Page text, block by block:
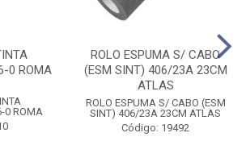
0 ROMA
0 ROMA
ROLO ESPUMA S/ CABO
(ESM SINT) 406/23A 23CM
ATLAS
ROLO ESPUMA S/ CABO (ESM
SINT) 406/23A 23CM ATLAS
Código: 19492